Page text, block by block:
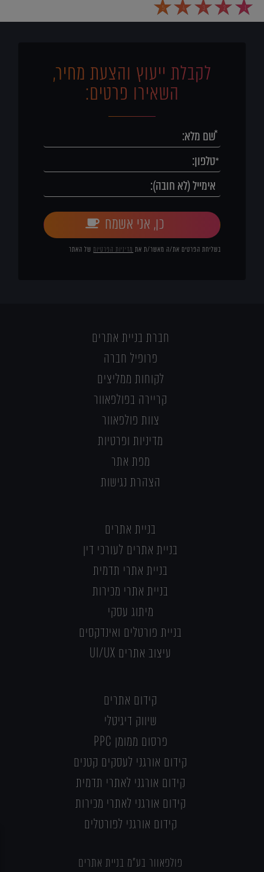
1
2
3
4
5
לקבלת ייעוץ והצעת מחיר,
השאירו פרטים:
כן, אני אשמח
בשליחת הפרטים את/ה מאשר/ת את מדיניות הפרטיותשל האתר
חברת בניית אתרים
פרופיל חברה
לקוחות ממליצים
קריירה בפולפאוור
צוות פולפאוור
מדיניות ופרטיות
מפת אתר
הצהרת נגישות
בניית אתרים
בניית אתרים לעורכי דין
בניית אתרי תדמית
בניית אתרי מכירות
מיתוג עסקי
בניית פורטלים ואינדקסים
עיצוב אתרים UI/UX
קידום אתרים
שיווק דיגיטלי
פרסום ממומן PPC
קידום אורגני לעסקים קטנים
קידום אורגני לאתרי תדמית
קידום אורגני לאתרי מכירות
קידום אורגני לפורטלים
פולפאוור בע"מ בניית אתרים